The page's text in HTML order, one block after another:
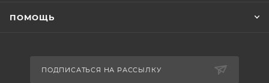
ПОМОЩЬ
ПОДПИСАТЬСЯ НА РАССЫЛКУ